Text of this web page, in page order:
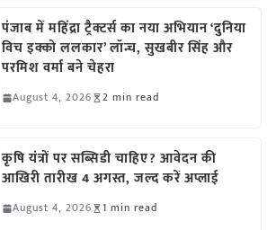
पंजाब में महिंद्रा ट्रैक्टर्स का नया अभियान ‘दुनिया
विच इक्को ललकार’ लॉन्च, सुखबीर सिंह और
परमिश वर्मा बने चेहरा
August 4, 2026 2 min read
कृषि यंत्रों पर सब्सिडी चाहिए? आवेदन की
आखिरी तारीख 4 अगस्त, जल्द करें अप्लाई
August 4, 2026 1 min read